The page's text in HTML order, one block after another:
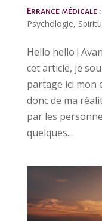
Errance médicale
Psychologie,
Hello hello !
cet article, je
partage ici mon
donc de ma
par les
quelques...